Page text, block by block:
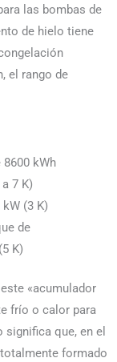
las bombas de
de hielo tiene
el rango de
kWh
7 K)
(3 K)
de
K)
«acumulador
frío o calor para
que, en el
formado